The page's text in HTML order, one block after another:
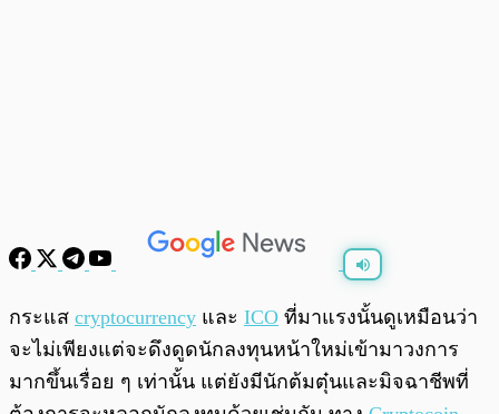
/0:00
กระแส cryptocurrency และ ICO ที่มาแรงนั้นดูเหมือนว่า
จะไม่เพียงแต่จะดึงดูดนักลงทุนหน้าใหม่เข้ามาวงการ
มากขึ้นเรื่อย ๆ เท่านั้น แต่ยังมีนักต้มตุ๋นและมิจฉาชีพที่